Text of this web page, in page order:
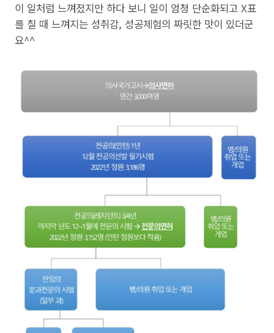
이 일처럼 느껴졌지만 하다 보니 일이 엄청 단순화되고 X표
를 칠 때 느껴지는 성취감, 성공체험의 짜릿한 맛이 있더군
요^^